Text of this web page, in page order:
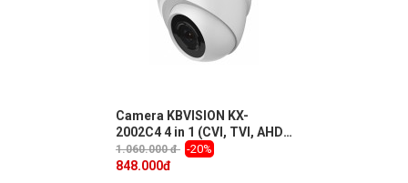
Camera KBVISION KX-
2002C4 4 in 1 (CVI, TVI, AHD,
Analog) 2.0 Megapixel, IR
20m, F3.6mm, OSD
1.060.000 đ -20%
848.000đ